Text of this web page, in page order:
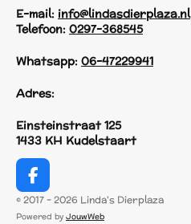
E-mail: info@lindasdierplaza.nl
Telefoon: 0297-368545
Whatsapp: 06-47229941
Adres:
Einsteinstraat 125
1433 KH Kudelstaart
F
a
c
© 2017 - 2026 Linda's Dierplaza
Powered by JouwWeb